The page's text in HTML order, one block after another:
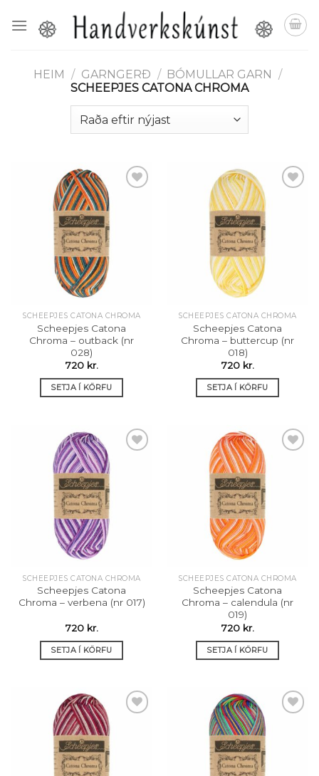
HEIM / GARNGERÐ / BÓMULLAR GARN /
SCHEEPJES CATONA CHROMA
SCHEEPJES CATONA CHROMA
Scheepjes Catona
Chroma – outback (nr
028)
720 kr.
SETJA Í KÖRFU
SCHEEPJES CATONA CHROMA
Scheepjes Catona
Chroma – buttercup (nr
018)
720 kr.
SETJA Í KÖRFU
SCHEEPJES CATONA CHROMA
Scheepjes Catona
Chroma – verbena (nr 017)
720 kr.
SETJA Í KÖRFU
SCHEEPJES CATONA CHROMA
Scheepjes Catona
Chroma – calendula (nr
019)
720 kr.
SETJA Í KÖRFU